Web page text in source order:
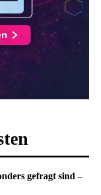
gefragt sind –